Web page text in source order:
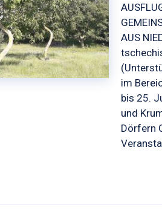
AUS
im
bis 25.
und
Dörfern